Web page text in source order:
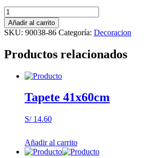
Tapete
41x61
cantidad
Añadir al carrito
SKU: 90038-86 Categoría: Decoracion
Productos relacionados
Tapete 41x60cm
S/14.60
Añadir al carrito